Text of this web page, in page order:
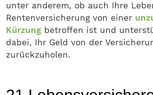
unter anderem, ob auch Ihre
Rentenversicherung von einer
Kürzung betroffen ist und
dabei, Ihr Geld von der
zurückzuholen.